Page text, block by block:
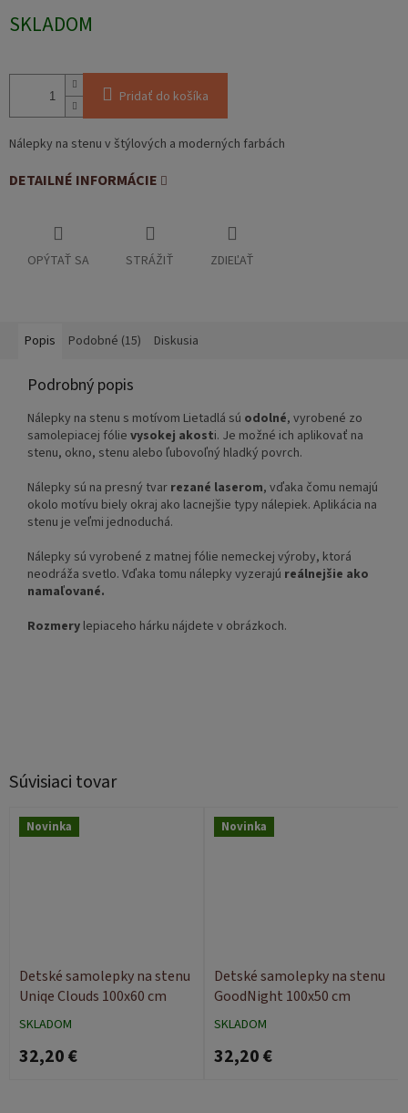
cena:
SKLADOM
Pridať do košíka
Nálepky na stenu v štýlových a moderných farbách
DETAILNÉ INFORMÁCIE
OPÝTAŤ SA STRÁŽIŤ ZDIEĽAŤ
Súvisiaci tovar
Novinka
Detské samolepky na stenu
Uniqe Clouds 100x60 cm
SKLADOM
32,20 €
Novinka
Detské samolepky na stenu
GoodNight 100x50 cm
SKLADOM
32,20 €
Popis Podobné (15) Diskusia
Podrobný popis
Nálepky na stenu s motívom Lietadlá sú odolné, vyrobené zo
samolepiacej fólie vysokej akosti. Je možné ich aplikovať na
stenu, okno, stenu alebo ľubovoľný hladký povrch.
Nálepky sú na presný tvar rezané laserom, vďaka čomu nemajú
okolo motívu biely okraj ako lacnejšie typy nálepiek. Aplikácia na
stenu je veľmi jednoduchá.
Nálepky sú vyrobené z matnej fólie nemeckej výroby, ktorá
neodráža svetlo. Vďaka tomu nálepky vyzerajú reálnejšie ako
namaľované.
Rozmery lepiaceho hárku nájdete v obrázkoch.